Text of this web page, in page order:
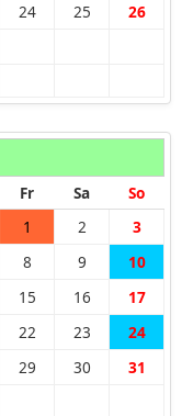
24 25 26
Fr Sa So
1 2 3
8 9 10
15 16 17
22 23 24
29 30 31